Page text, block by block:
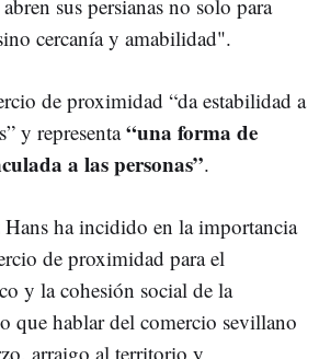
sus persianas no solo para
cercanía y amabilidad".
de proximidad “da estabilidad a
y representa“una forma de
a las personas”.
ha incidido en la importancia
de proximidad para el
y la cohesión social de la
que hablar del comercio sevillano
arraigo al territorio y